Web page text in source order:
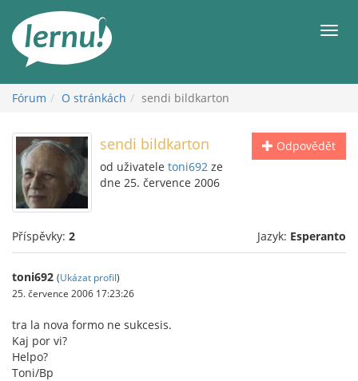
obsahu
Fórum O stránkách sendi bildkarton
Odpovědět
sendi bildkarton
od uživatele toni692 ze
dne 25. července 2006
Příspěvky: 2 Jazyk: Esperanto
toni692 (Ukázat profil)
25. července 2006 17:23:26
tra la nova formo ne sukcesis.
Kaj por vi?
Helpo?
Toni/Bp